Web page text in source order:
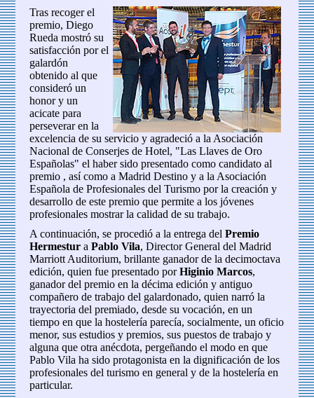
Tras recoger el
premio, Diego
Rueda mostró su
satisfacción por el
galardón
obtenido al que
consideró un
honor y un
acicate para
perseverar en la
excelencia de su servicio y agradeció a la Asociación
Nacional de Conserjes de Hotel, "Las Llaves de Oro
Españolas" el haber sido presentado como candidato al
premio , así como a Madrid Destino y a la Asociación
Española de Profesionales del Turismo por la creación y
desarrollo de este premio que permite a los jóvenes
profesionales mostrar la calidad de su trabajo.
A continuación, se procedió a la entrega delPremio
Hermestur aPablo Vila, Director General del Madrid
Marriott Auditorium, brillante ganador de la decimoctava
edición, quien fue presentado porHiginio Marcos,
ganador del premio en la décima edición y antiguo
compañero de trabajo del galardonado, quien narró la
trayectoria del premiado, desde su vocación, en un
tiempo en que la hostelería parecía, socialmente, un oficio
menor, sus estudios y premios, sus puestos de trabajo y
alguna que otra anécdota, pergeñando el modo en que
Pablo Vila ha sido protagonista en la dignificación de los
profesionales del turismo en general y de la hostelería en
particular.